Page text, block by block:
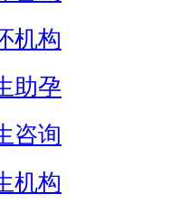
机构
助孕
咨询
机构